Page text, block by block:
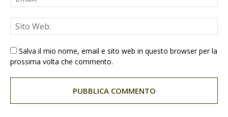
Salva il mio nome, email e sito web in questo browser per la
prossima volta che commento.